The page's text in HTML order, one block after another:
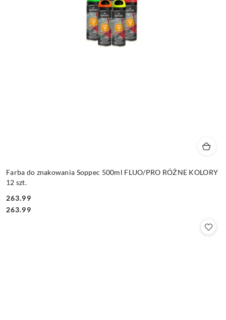
Farba do znakowania Soppec 500ml FLUO/PRO RÓŻNE KOLORY
12 szt.
Cena:
263.99
Cena:
263.99